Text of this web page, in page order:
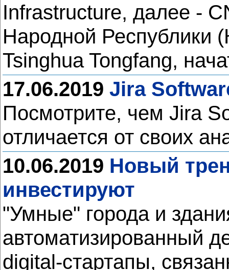
Infrastructure, далее -
Народной Республики
Tsinghua Tongfang,
17.06.2019 Jira
Посмотрите, чем Jira
отличается от своих
10.06.2019 Новый
инвестируют
"Умные" города и
автоматизированный
digital-стартапы,